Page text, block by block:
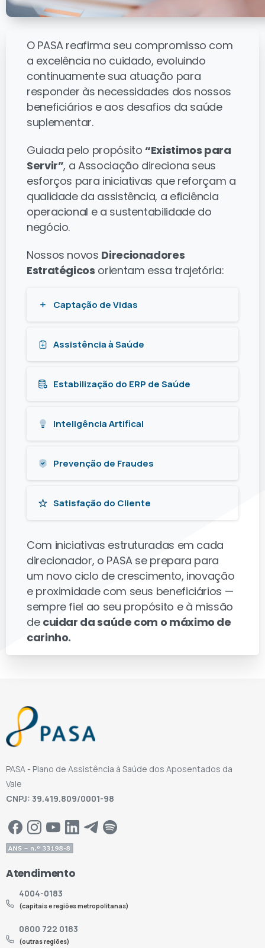
O PASA reafirma seu compromisso com
a excelência no cuidado, evoluindo
continuamente sua atuação para
responder às necessidades dos nossos
beneficiários e aos desafios da saúde
suplementar.
Guiada pelo propósito “Existimos para
Servir”, a Associação direciona seus
esforços para iniciativas que reforçam a
qualidade da assistência, a eficiência
operacional e a sustentabilidade do
negócio.
Nossos novos Direcionadores
Estratégicos orientam essa trajetória:
Captação de Vidas
Assistência à Saúde
Estabilização do ERP de Saúde
Inteligência Artifical
Prevenção de Fraudes
Satisfação do Cliente
Com iniciativas estruturadas em cada
direcionador, o PASA se prepara para
um novo ciclo de crescimento, inovação
e proximidade com seus beneficiários —
sempre fiel ao seu propósito e à missão
de cuidar da saúde com o máximo de
carinho.
PASA - Plano de Assistência à Saúde dos Aposentados da
Vale
CNPJ: 39.419.809/0001-98
Atendimento
4004-0183
(capitais e regiões metropolitanas)
0800 722 0183
(outras regiões)